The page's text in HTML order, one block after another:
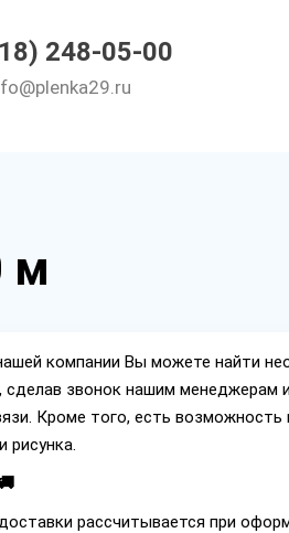
248-05-00
м
компании Вы можете найти
сделав звонок нашим менеджерам
Кроме того, есть возможность
рисунка.
рассчитывается при